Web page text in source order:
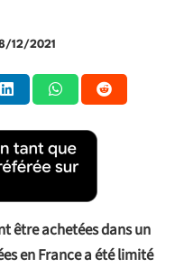
12/2021
être achetées dans un
en France a été limité